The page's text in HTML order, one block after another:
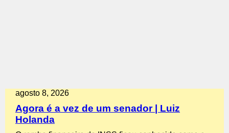
agosto 8, 2026
Agora é a vez de um senador | Luiz
Holanda